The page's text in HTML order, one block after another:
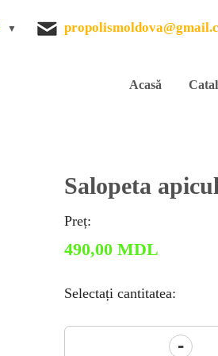
Acasă
Salopeta
Preț:
490,00 MDL
Selectați cantitatea: